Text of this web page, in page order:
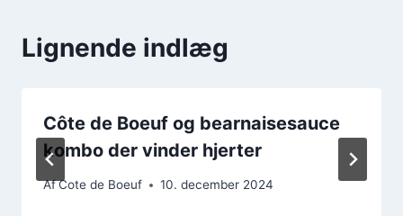
Lignende indlæg
Côte de Boeuf og bearnaisesauce
kombo der vinder hjerter
AfCote de Boeuf 10. december 2024